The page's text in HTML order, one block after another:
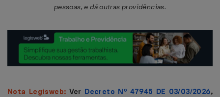
pessoas, e dá outras providências.
Nota Legisweb: Ver Decreto Nº 47945 DE 03/03/2026,